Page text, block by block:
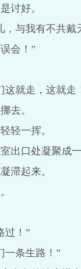
讨好。
与我有不共戴
会！”
这就走，这就走
去。
轻一挥。
出口处凝聚成
滞起来。
过！”
一条生路！”